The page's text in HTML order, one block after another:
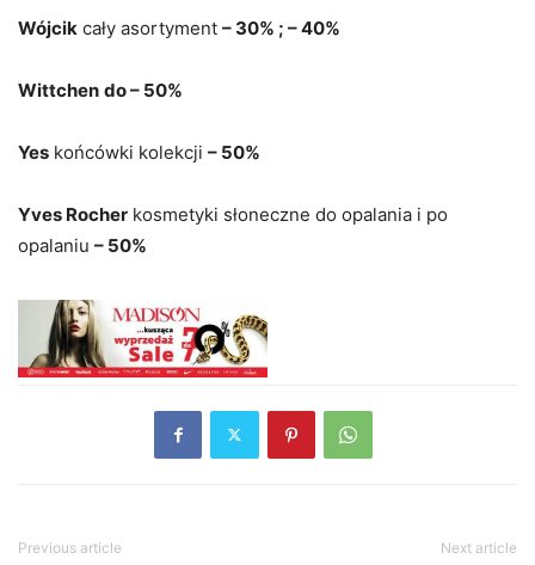
Wójcik cały asortyment – 30% ; – 40%
Wittchen do – 50%
Yes końcówki kolekcji – 50%
Yves Rocher kosmetyki słoneczne do opalania i po
opalaniu – 50%
Previous article Next article